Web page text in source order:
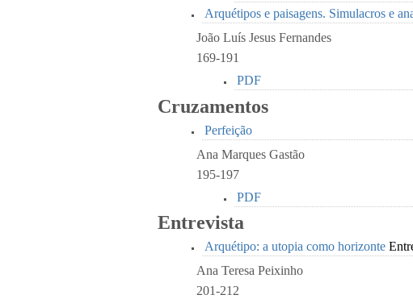
Arquétipos e paisagens. Simulacros e
João Luís Jesus Fernandes
169-191
PDF
Cruzamentos
Perfeição
Ana Marques Gastão
195-197
PDF
Entrevista
Arquétipo: a utopia como horizonte
Ana Teresa Peixinho
201-212